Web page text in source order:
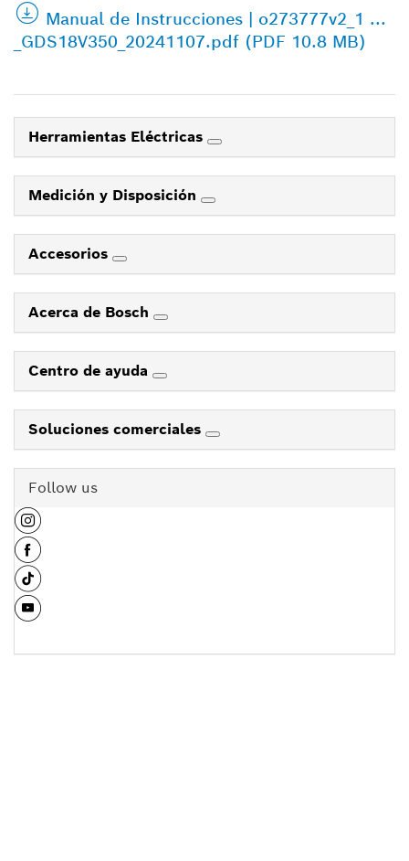
Manual de Instrucciones | o273777v2_1 ...
_GDS18V350_20241107.pdf (PDF 10.8 MB)
Herramientas Eléctricas
Medición y Disposición
Accesorios
Acerca de Bosch
Centro de ayuda
Soluciones comerciales
Follow us